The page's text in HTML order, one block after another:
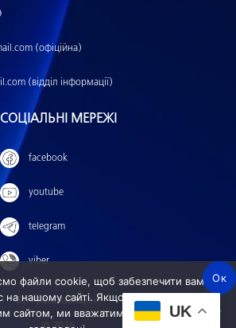
(офіційна)
(відділ інформації)
СОЦІАЛЬНІ МЕРЕЖІ
facebook
youtube
telegram
viber
Всі права захищені.
UK
файли cookie, щоб забезпечити вам
на нашому сайті. Якщо ви продовжите
сайтом, ми вважатимемо, що ви ним
Ок